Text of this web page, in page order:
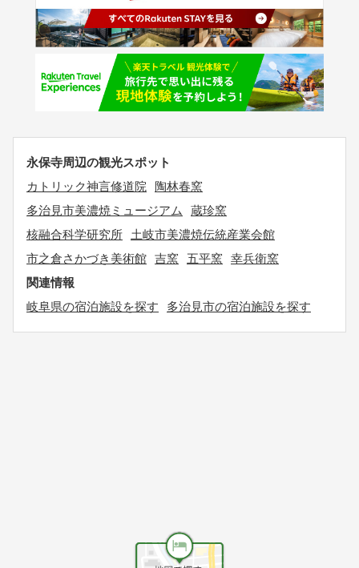
永保寺周辺の観光スポット
カトリック神言修道院
陶林春窯
多治見市美濃焼ミュージアム
蔵珍窯
核融合科学研究所
土岐市美濃焼伝統産業会館
市之倉さかづき美術館 吉窯 五平窯
幸兵衛窯
関連情報
岐阜県の宿泊施設を探す
多治見市の宿泊施設を探す